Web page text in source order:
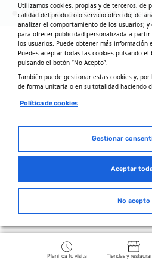
Política de privacidad
Planifica tu visita Tiendas y
Utilizamos cookies, propias y de terceros, de
calidad del producto o servicio ofrecido; de
analizar el comportamiento de los usuarios;
para ofrecer publicidad personalizada a
los usuarios. Puede obtener más información
Puedes aceptar todas las cookies pulsando el
pulsando el botón “No Acepto”.
También puede gestionar estas cookies y,
de forma unitaria o en su totalidad haciendo
Política de cookies
Gestionar
Aceptar
No acepto